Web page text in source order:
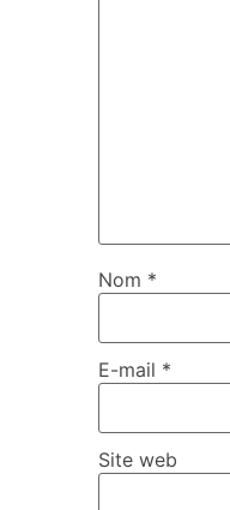
Nom *
E-mail *
Site web